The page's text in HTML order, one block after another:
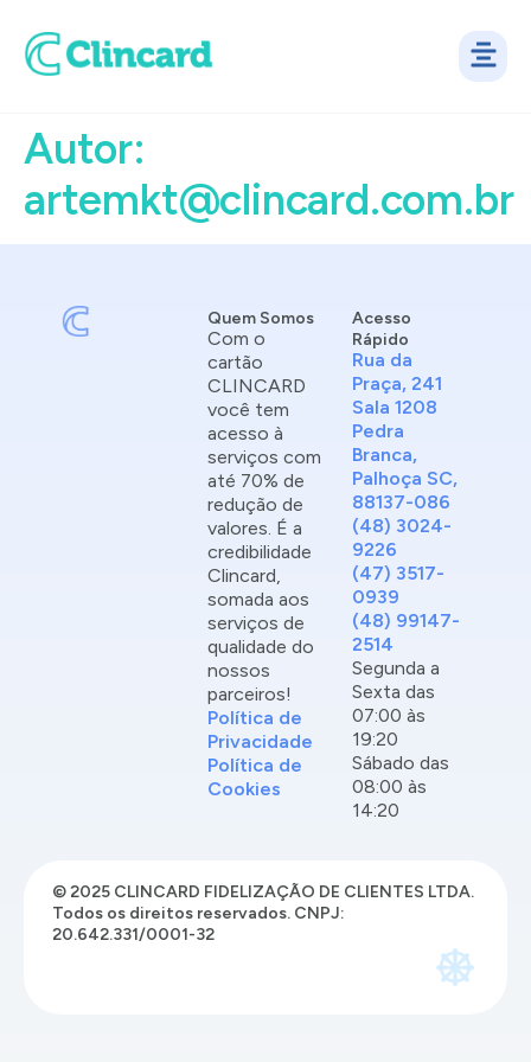
Autor:
artemkt@clincard.com.br
Acesso
Rápido
Rua da
Praça, 241
Sala 1208
Pedra
Branca,
Palhoça SC,
88137-086
(48) 3024-
9226
(47) 3517-
0939
(48) 99147-
2514
Segunda a
Sexta das
07:00 às
19:20
Sábado das
08:00 às
14:20
Quem Somos
Com o
cartão
CLINCARD
você tem
acesso à
serviços com
até 70% de
redução de
valores. É a
credibilidade
Clincard,
somada aos
serviços de
qualidade do
nossos
parceiros!
Política de
Privacidade
Política de
Cookies
© 2025 CLINCARD FIDELIZAÇÃO DE CLIENTES LTDA.
Todos os direitos reservados. CNPJ:
20.642.331/0001-32